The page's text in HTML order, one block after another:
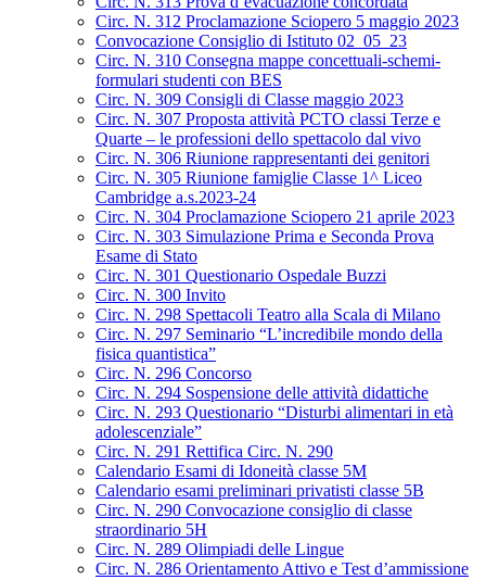
Circ. N. 312 Proclamazione Sciopero 5 maggio 2023
Convocazione Consiglio di Istituto 02_05_23
Circ. N. 310 Consegna mappe concettuali-schemi-
formulari studenti con BES
Circ. N. 309 Consigli di Classe maggio 2023
Circ. N. 307 Proposta attività PCTO classi Terze e
Quarte – le professioni dello spettacolo dal vivo
Circ. N. 306 Riunione rappresentanti dei genitori
Circ. N. 305 Riunione famiglie Classe 1^ Liceo
Cambridge a.s.2023-24
Circ. N. 304 Proclamazione Sciopero 21 aprile 2023
Circ. N. 303 Simulazione Prima e Seconda Prova
Esame di Stato
Circ. N. 301 Questionario Ospedale Buzzi
Circ. N. 300 Invito
Circ. N. 298 Spettacoli Teatro alla Scala di Milano
Circ. N. 297 Seminario “L’incredibile mondo della
fisica quantistica”
Circ. N. 296 Concorso
Circ. N. 294 Sospensione delle attività didattiche
Circ. N. 293 Questionario “Disturbi alimentari in età
adolescenziale”
Circ. N. 291 Rettifica Circ. N. 290
Calendario Esami di Idoneità classe 5M
Calendario esami preliminari privatisti classe 5B
Circ. N. 290 Convocazione consiglio di classe
straordinario 5H
Circ. N. 289 Olimpiadi delle Lingue
Circ. N. 286 Orientamento Attivo e Test d’ammissione